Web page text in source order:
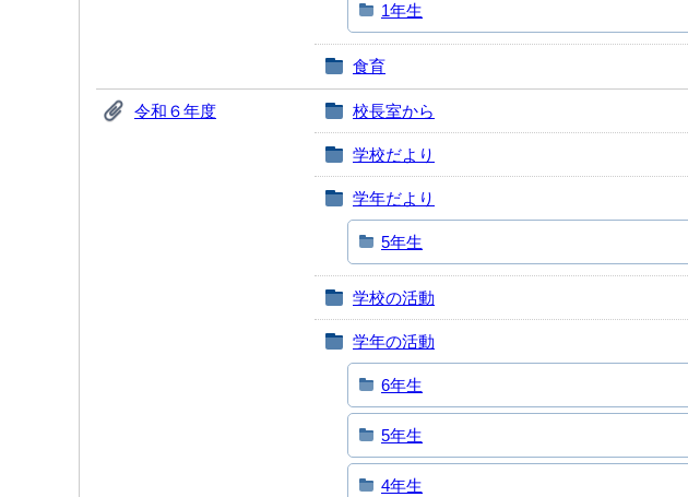
1年生
食育
令和６年度 校長室から
学校だより
学年だより
5年生
学校の活動
学年の活動
6年生
5年生
4年生